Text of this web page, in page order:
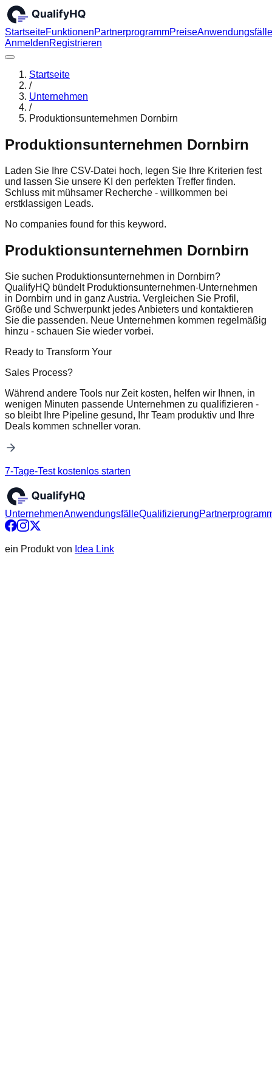
StartseiteFunktionenPartnerprogrammPreiseAnwendungsfälle
AnmeldenRegistrieren
Startseite
/
Unternehmen
/
Produktionsunternehmen Dornbirn
Produktionsunternehmen Dornbirn
Laden Sie Ihre CSV-Datei hoch, legen Sie Ihre Kriterien fest
und lassen Sie unsere KI den perfekten Treffer finden.
Schluss mit mühsamer Recherche - willkommen bei
erstklassigen Leads.
No companies found for this keyword.
Produktionsunternehmen Dornbirn
Sie suchen Produktionsunternehmen in Dornbirn?
QualifyHQ bündelt Produktionsunternehmen-Unternehmen
in Dornbirn und in ganz Austria. Vergleichen Sie Profil,
Größe und Schwerpunkt jedes Anbieters und kontaktieren
Sie die passenden. Neue Unternehmen kommen regelmäßig
hinzu - schauen Sie wieder vorbei.
Ready to Transform Your
Sales Process?
Während andere Tools nur Zeit kosten, helfen wir Ihnen, in
wenigen Minuten passende Unternehmen zu qualifizieren -
so bleibt Ihre Pipeline gesund, Ihr Team produktiv und Ihre
Deals kommen schneller voran.
7-Tage-Test kostenlos starten
UnternehmenAnwendungsfälleQualifizierung
ein Produkt von Idea Link